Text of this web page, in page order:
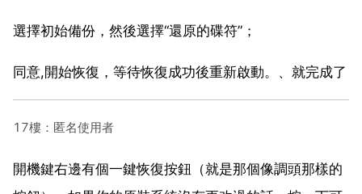
選擇初始備份，然後選擇“還原的碟符”；
同意,開始恢復，等待恢復成功後重新啟動。、就完成了
17樓：匿名使用者
開機鍵右邊有個一鍵恢復按鈕（就是那個像調頭那樣的